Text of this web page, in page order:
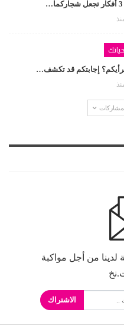
إجابتكم قد تكشف…
لدينا من أجل مواكبة
الاشتراك